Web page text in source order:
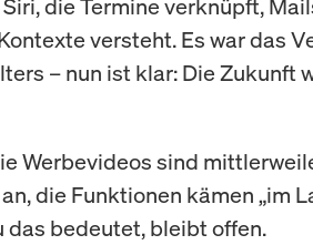
die Termine verknüpft,
versteht. Es war das
– nun ist klar: Die Zukunft
Werbevideos sind
die Funktionen kämen „im
das bedeutet, bleibt offen.